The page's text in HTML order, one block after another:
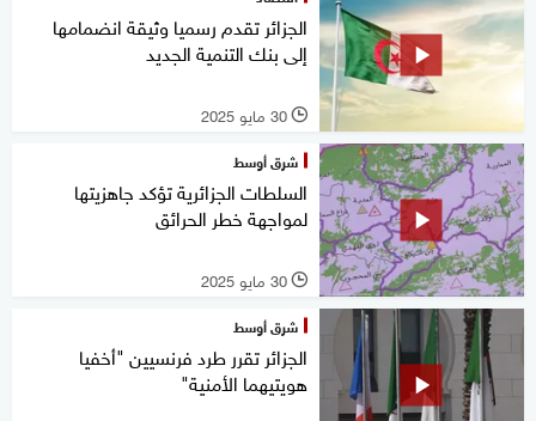
الجزائر تقدم رسميا وثيقة انضمامها
إلى بنك التنمية الجديد
l 30 مايو 2025
شرق أوسط
السلطات الجزائرية تؤكد جاهزيتها
لمواجهة خطر الحرائق
l 30 مايو 2025
شرق أوسط
الجزائر تقرر طرد فرنسيين "أخفيا
هويتيهما الأمنية"